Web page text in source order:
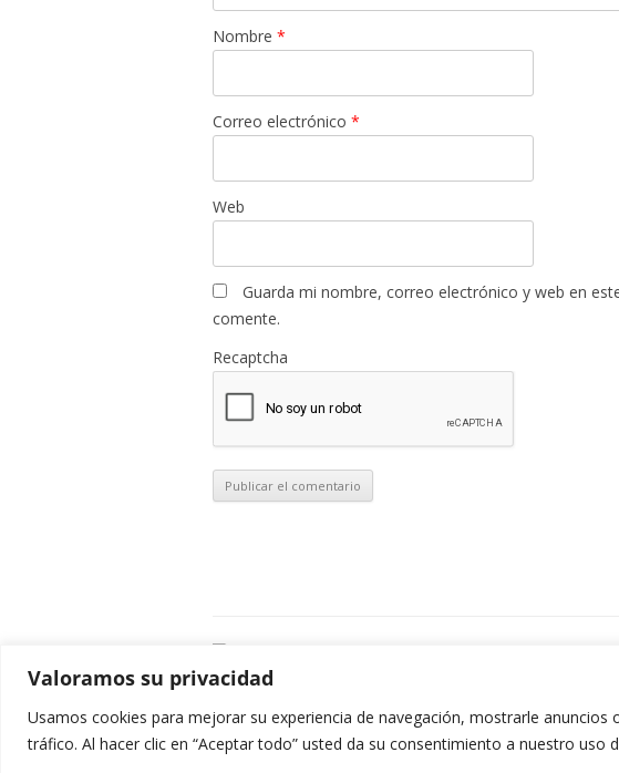
Valoramos su privacidad
Usamos cookies para mejorar su experiencia de navegación, mostrarle
tráfico. Al hacer clic en “Aceptar todo” usted da su consentimiento a nuestro uso
Nombre *
Correo electrónico *
Web
Guarda mi nombre, correo electrónico y web en
comente.
Recaptcha
C/ Jordi Girona 1-3
08034 Barcelona